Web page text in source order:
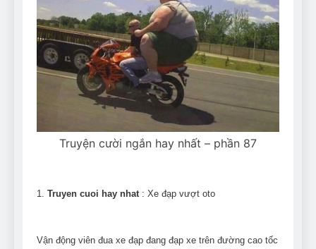
Truyện cười ngắn hay nhất – phần 87
1. Truyen cuoi hay nhat: Xe đạp vượt oto
Vận động viên đua xe đạp đang đạp xe trên đường cao tốc